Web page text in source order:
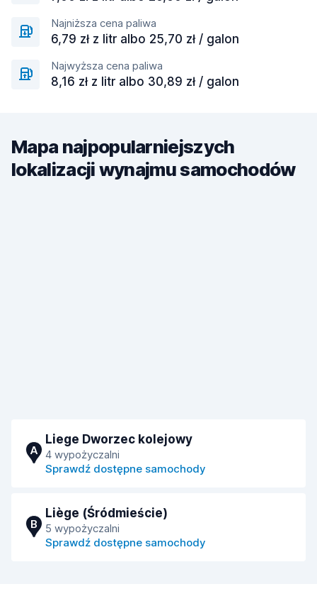
Najniższa cena paliwa
6,79 zł z litr albo 25,70 zł / galon
Najwyższa cena paliwa
8,16 zł z litr albo 30,89 zł / galon
Mapa najpopularniejszych
lokalizacji wynajmu samochodów
A
Liege Dworzec kolejowy
4 wypożyczalni
Sprawdź dostępne samochody
B
Liège (Śródmieście)
5 wypożyczalni
Sprawdź dostępne samochody